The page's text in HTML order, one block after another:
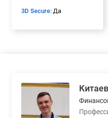
3D Secure: Да